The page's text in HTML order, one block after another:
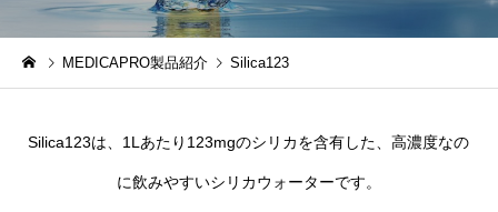
Silica5760
お知らせ
あけましておめでとうござ
「みなるフェス in 藤沢
ところ、ご好評をいた
ました。
MEDICAPRO製品紹介 Silica123
Silica123は、1Lあたり123mgのシリカを含有した、高濃度なの
に飲みやすいシリカウォーターです。